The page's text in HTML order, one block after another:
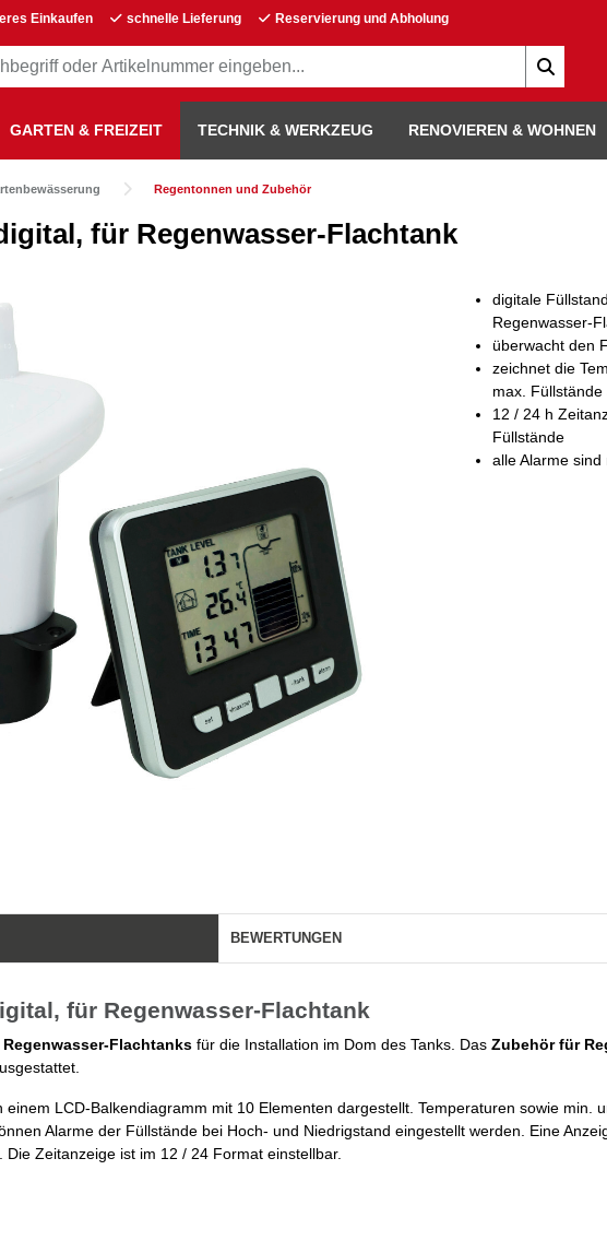
Einkaufen schnelle Lieferung Reservierung und Abholung
GARTEN & FREIZEIT TECHNIK & WERKZEUG RENOVIEREN & WOHNEN
Regentonnen und Zubehör
für Regenwasser-Flachtank
digitale
Regenwasser-
überwacht den
zeichnet die
max. Füllstände
12 / 24 h
Füllstände
alle Alarme sind
BEWERTUNGEN
für Regenwasser-Flachtank
Flachtanks für die Installation im Dom des Tanks. Das Zubehör für
einem LCD-Balkendiagramm mit 10 Elementen dargestellt. Temperaturen sowie min.
Alarme der Füllstände bei Hoch- und Niedrigstand eingestellt werden. Eine
Zeitanzeige ist im 12 / 24 Format einstellbar.